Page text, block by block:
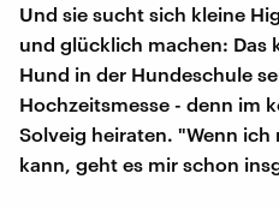
Und sie sucht sich kleine
und glücklich machen: Das
Hund in der Hundeschule
Hochzeitsmesse - denn im
Solveig heiraten. "Wenn
kann, geht es mir schon